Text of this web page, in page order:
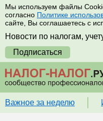
Мы используем файлы
согласно Политике
сайте, Вы соглашаетесь с
Новости по налогам,
Подписаться
Важное за неделю